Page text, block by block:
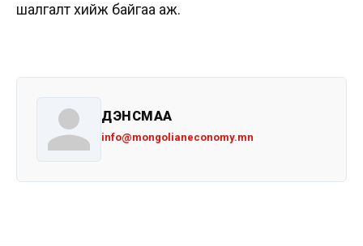
шалгалт хийж байгаа аж.
ДЭНСМАА
info@mongolianeconomy.mn